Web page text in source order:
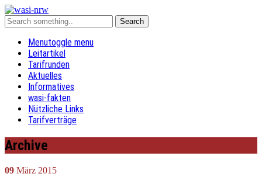
Menutoggle menu
Leitartikel
Tarifrunden
Aktuelles
Informatives
wasi-fakten
Nützliche Links
Tarifverträge
Archive
09 März 2015